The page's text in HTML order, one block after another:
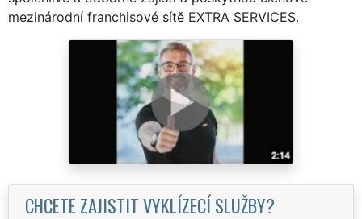
mezinárodní franchisové sítě EXTRA SERVICES.
CHCETE ZAJISTIT VYKLÍZECÍ SLUŽBY?